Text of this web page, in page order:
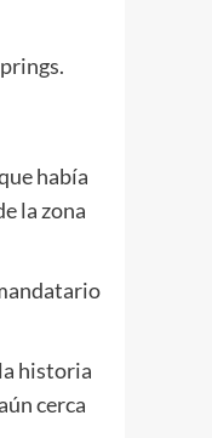
había
la zona
historia
cerca